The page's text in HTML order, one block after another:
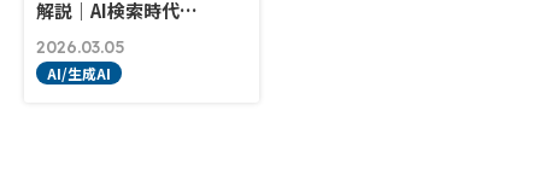
解説｜AI検索時代…
2026.03.05
AI/生成AI